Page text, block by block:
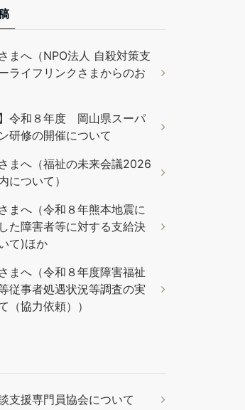
まへ（NPO法人 自殺対策支
ライフリンクさまからのお
】令和８年度 岡山県スーパ
研修の開催について
まへ（福祉の未来会議2026
について）
まへ（令和８年熊本地震に
た障害者等に対する支給決
て)ほか
まへ（令和８年度障害福祉
従事者処遇状況等調査の実
（協力依頼））
支援専門員協会について